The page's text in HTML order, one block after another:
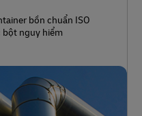
bồn chuẩn ISO
nguy hiểm